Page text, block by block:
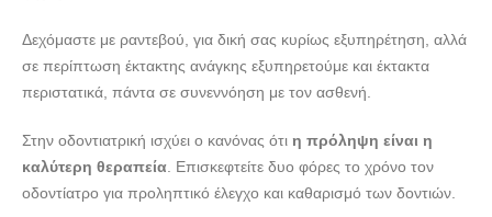
Δεχόμαστε με ραντεβού, για δική σας κυρίως εξυπηρέτηση, αλλά
σε περίπτωση έκτακτης ανάγκης εξυπηρετούμε και έκτακτα
περιστατικά, πάντα σε συνεννόηση με τον ασθενή.
Στην οδοντιατρική ισχύει ο κανόνας ότι η πρόληψη είναι η
καλύτερη θεραπεία . Επισκεφτείτε δυο φόρες το χρόνο τον
οδοντίατρο για προληπτικό έλεγχο και καθαρισμό των δοντιών.